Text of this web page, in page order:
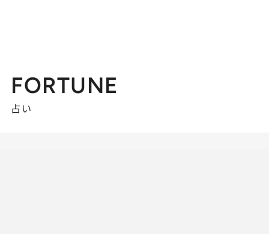
FORTUNE
占い